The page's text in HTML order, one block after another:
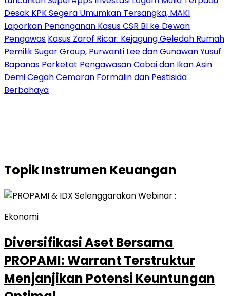
Desak KPK Segera Umumkan Tersangka, MAKI
Laporkan Penanganan Kasus CSR BI ke Dewan
Pengawas Kasus Zarof Ricar: Kejagung Geledah Rumah
Pemilik Sugar Group, Purwanti Lee dan Gunawan Yusuf
Bapanas Perketat Pengawasan Cabai dan Ikan Asin
Demi Cegah Cemaran Formalin dan Pestisida
Berbahaya
TopikInstrumen Keuangan
Ekonomi
Diversifikasi Aset Bersama
PROPAMI: Warrant Terstruktur
Menjanjikan Potensi Keuntungan